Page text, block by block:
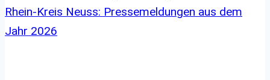
Rhein-Kreis Neuss: Pressemeldungen aus dem
Jahr 2026